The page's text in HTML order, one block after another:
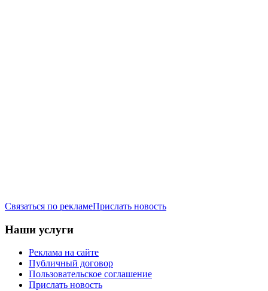
Связаться по рекламеПрислать новость
Наши услуги
Реклама на сайте
Публичный договор
Пользовательское соглашение
Прислать новость